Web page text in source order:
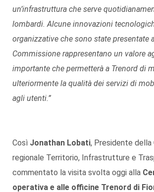
un’infrastruttura che serve
lombardi. Alcune innovazioni
organizzative che sono state presentate
Commissione rappresentano un valore
importante che permetterà a Trenord di
ulteriormente la qualità dei servizi di
agli utenti.”
Così Jonathan Lobati, Presidente della
regionale Territorio, Infrastrutture e
commentato la visita svolta oggi alla
operativa e alle officine Trenord di